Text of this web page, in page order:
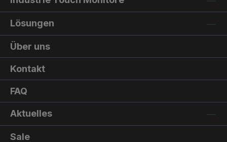
Lösungen
Über uns
Kontakt
FAQ
Aktuelles
Sale